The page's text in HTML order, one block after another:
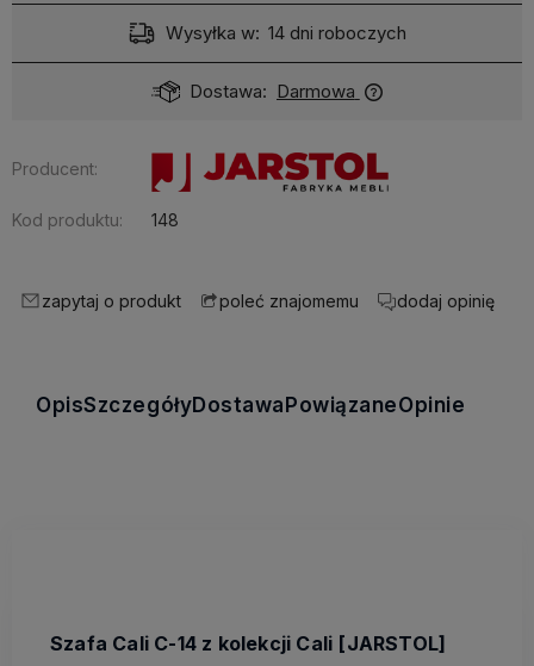
Wysyłka w: 14 dni roboczych
Dostawa: Darmowa
Producent:
Kod produktu: 148
zapytaj o produkt poleć znajomemu dodaj opinię
OpisSzczegółyDostawaPowiązaneOpinie
Szafa Cali C-14 z kolekcji Cali [JARSTOL]